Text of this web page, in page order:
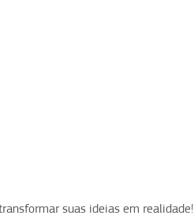
suas ideias em realidade!